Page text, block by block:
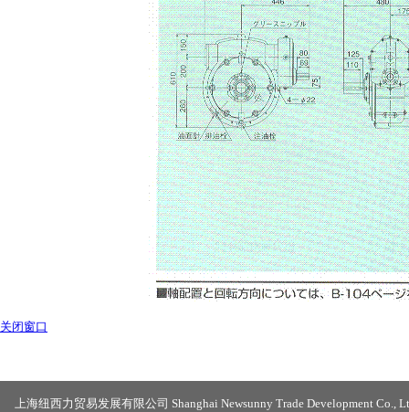
关闭窗口
上海纽西力贸易发展有限公司 Shanghai Newsunny Trade Development Co.,